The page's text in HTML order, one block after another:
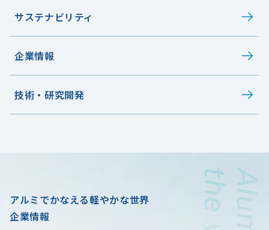
サステナビリティ
企業情報
技術・研究開発
アルミでかなえる軽やかな世界
企業情報